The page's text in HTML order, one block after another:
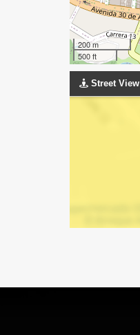
200 m
500 ft
Street View